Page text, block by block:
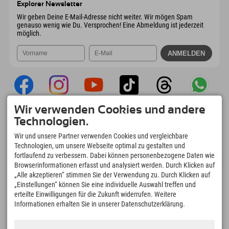
Explorer Newsletter
Wir geben Deine E-Mail-Adresse nicht weiter. Wir mögen Spam
genauso wenig wie Du. Versprochen! Eine Abmeldung ist jederzeit
möglich.
Explorer App
Upload Deiner #ExplorerMoments, Mein
Explorer To Go mit Buchungsübersicht,
Bucketlist, Restaurantübersicht uvm. Jetzt
downloaden!
Zeit für Explorer Moments
166 4.634km
Pisten zum Skifahren und
Wir verwenden Cookies und andere
Technologien.
Wir und unsere Partner verwenden Cookies und vergleichbare
Technologien, um unsere Webseite optimal zu gestalten und
fortlaufend zu verbessern. Dabei können personenbezogene Daten wie
Browserinformationen erfasst und analysiert werden. Durch Klicken auf
„Alle akzeptieren“ stimmen Sie der Verwendung zu. Durch Klicken auf
„Einstellungen“ können Sie eine individuelle Auswahl treffen und
erteilte Einwilligungen für die Zukunft widerrufen. Weitere
Informationen erhalten Sie in unserer Datenschutzerklärung.